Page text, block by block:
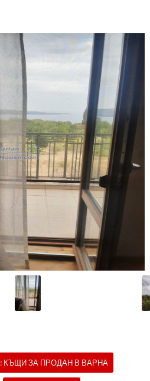
КЪЩИЗА ПРОДАН В ВАРНА